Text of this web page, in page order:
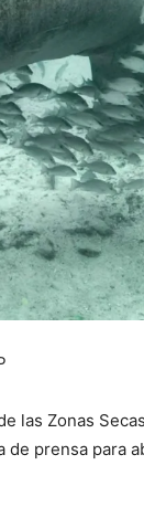
las Zonas
de prensa para